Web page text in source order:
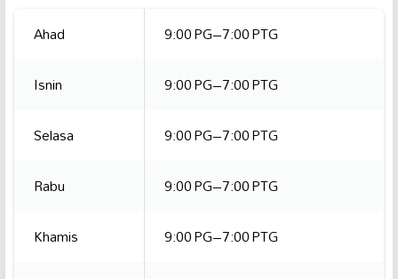
Ahad
9:00 PG–7:00 PTG
Isnin
9:00 PG–7:00 PTG
Selasa
9:00 PG–7:00 PTG
Rabu
9:00 PG–7:00 PTG
Khamis
9:00 PG–7:00 PTG